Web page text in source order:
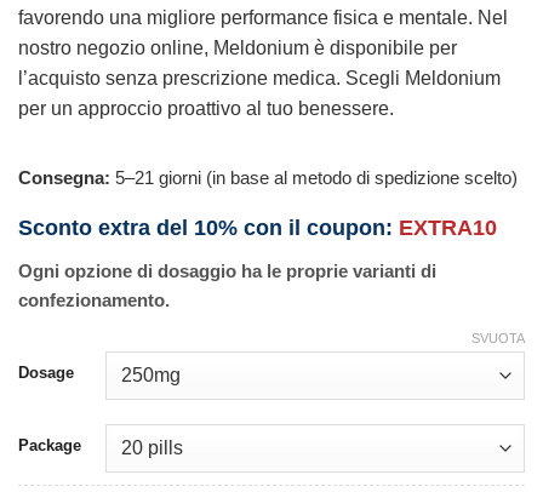
favorendo una migliore performance fisica e mentale. Nel
nostro negozio online, Meldonium è disponibile per
l’acquisto senza prescrizione medica. Scegli Meldonium
per un approccio proattivo al tuo benessere.
Consegna: 5–21 giorni (in base al metodo di spedizione scelto)
Sconto extra del 10% con il coupon: EXTRA10
Ogni opzione di dosaggio ha le proprie varianti di
confezionamento.
Dosage
Package
SVUOTA